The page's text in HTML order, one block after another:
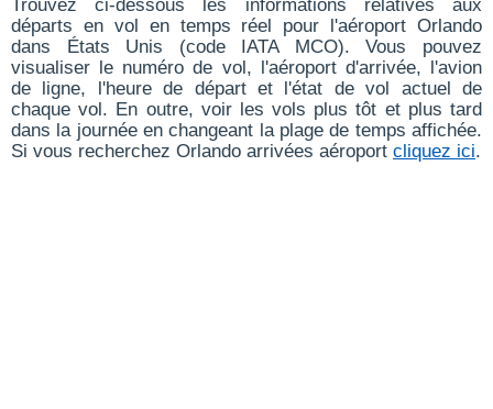
Trouvez ci-dessous les informations relatives aux
départs en vol en temps réel pour l'aéroport Orlando
dans États Unis (code IATA MCO). Vous pouvez
visualiser le numéro de vol, l'aéroport d'arrivée, l'avion
de ligne, l'heure de départ et l'état de vol actuel de
chaque vol. En outre, voir les vols plus tôt et plus tard
dans la journée en changeant la plage de temps affichée.
Si vous recherchez Orlando arrivées aéroport cliquez ici.